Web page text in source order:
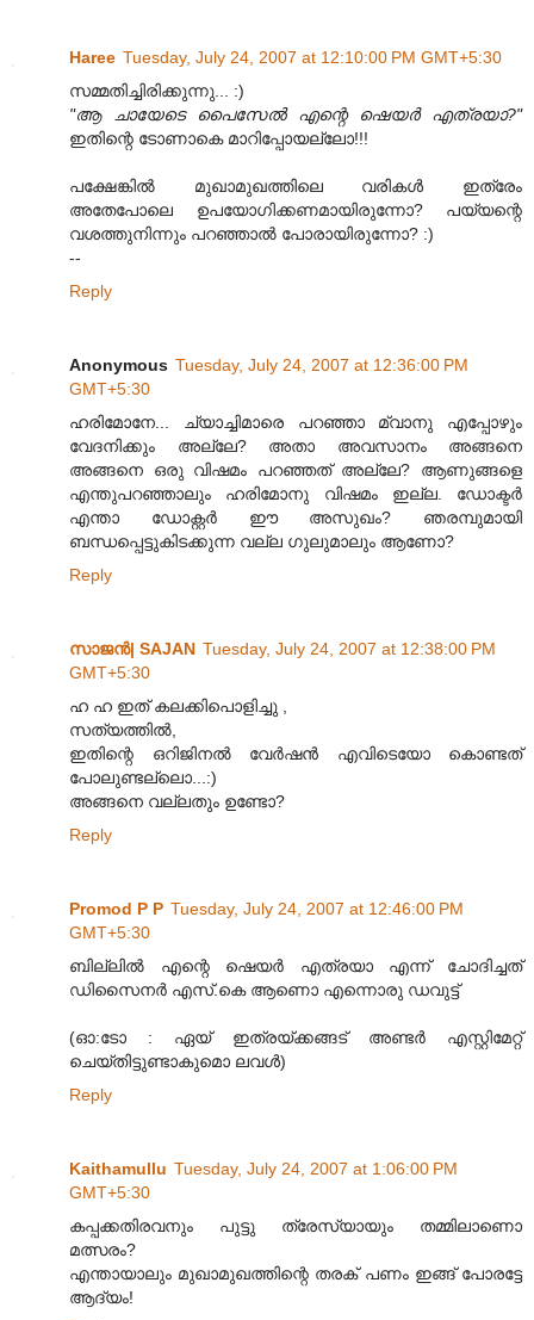
Haree Tuesday, July 24, 2007 at 12:10:00 PM GMT+5:30
സമ്മതിച്ചിരിക്കുന്നു... :)
"ആ ചായേടെ പൈസേല്‍ എന്റെ ഷെയര്‍ എത്രയാ?"
ഇതിന്റെ ടോണാകെ മാറിപ്പോയല്ലോ!!!
പക്ഷേങ്കില്‍ മുഖാമുഖത്തിലെ വരികള്‍ ഇത്രേം
അതേപോലെ ഉപയോഗിക്കണമായിരുന്നോ? പയ്യന്റെ
വശത്തുനിന്നും പറഞ്ഞാല്‍ പോരായിരുന്നോ? :)
--
Reply
Anonymous Tuesday, July 24, 2007 at 12:36:00 PM
GMT+5:30
ഹരിമോനേ... ച്യാച്ചിമാരെ പറഞ്ഞാ മ്വാനു എപ്പോഴും
വേദനിക്കും അല്ലേ? അതാ അവസാനം അങ്ങനെ
അങ്ങനെ ഒരു വിഷമം പറഞ്ഞത് അല്ലേ? ആണുങ്ങളെ
എന്തുപറഞ്ഞാലും ഹരിമോനു വിഷമം ഇല്ല. ഡോക്ടര്‍
എന്താ ഡോക്റ്റര്‍ ഈ അസുഖം? ഞരമ്പുമായി
ബന്ധപ്പെട്ടുകിടക്കുന്ന വല്ല ഗുലുമാലും ആണോ?
Reply
സാജന്‍| SAJAN Tuesday, July 24, 2007 at 12:38:00 PM
GMT+5:30
ഹ ഹ ഇത് കലക്കിപൊളിച്ചു ,
സത്യത്തില്‍,
ഇതിന്റെ ഒറിജിനല്‍ വേര്‍ഷന്‍ എവിടെയോ കൊണ്ടത്
പോലുണ്ടല്ലൊ...:)
അങ്ങനെ വല്ലതും ഉണ്ടോ?
Reply
Promod P P Tuesday, July 24, 2007 at 12:46:00 PM
GMT+5:30
ബില്ലില്‍ എന്റെ ഷെയര്‍ എത്രയാ എന്ന് ചോദിച്ചത്
ഡിസൈനര്‍ എസ്.കെ ആണൊ എന്നൊരു ഡവുട്ട്
(ഓ:ടോ : ഏയ് ഇത്രയ്ക്കങ്ങട്‌ അണ്ടര്‍ എസ്റ്റിമേറ്റ്
ചെയ്തിട്ടുണ്ടാകുമൊ ലവള്‍)
Reply
Kaithamullu Tuesday, July 24, 2007 at 1:06:00 PM
GMT+5:30
കപ്പക്കതിരവനും പുട്ടു ത്രേസ്യായും തമ്മിലാണൊ
മത്സരം?
എന്തായാലും മുഖാമുഖത്തിന്റെ തരക് പണം ഇങ്ങ് പോരട്ടേ
ആദ്യം!